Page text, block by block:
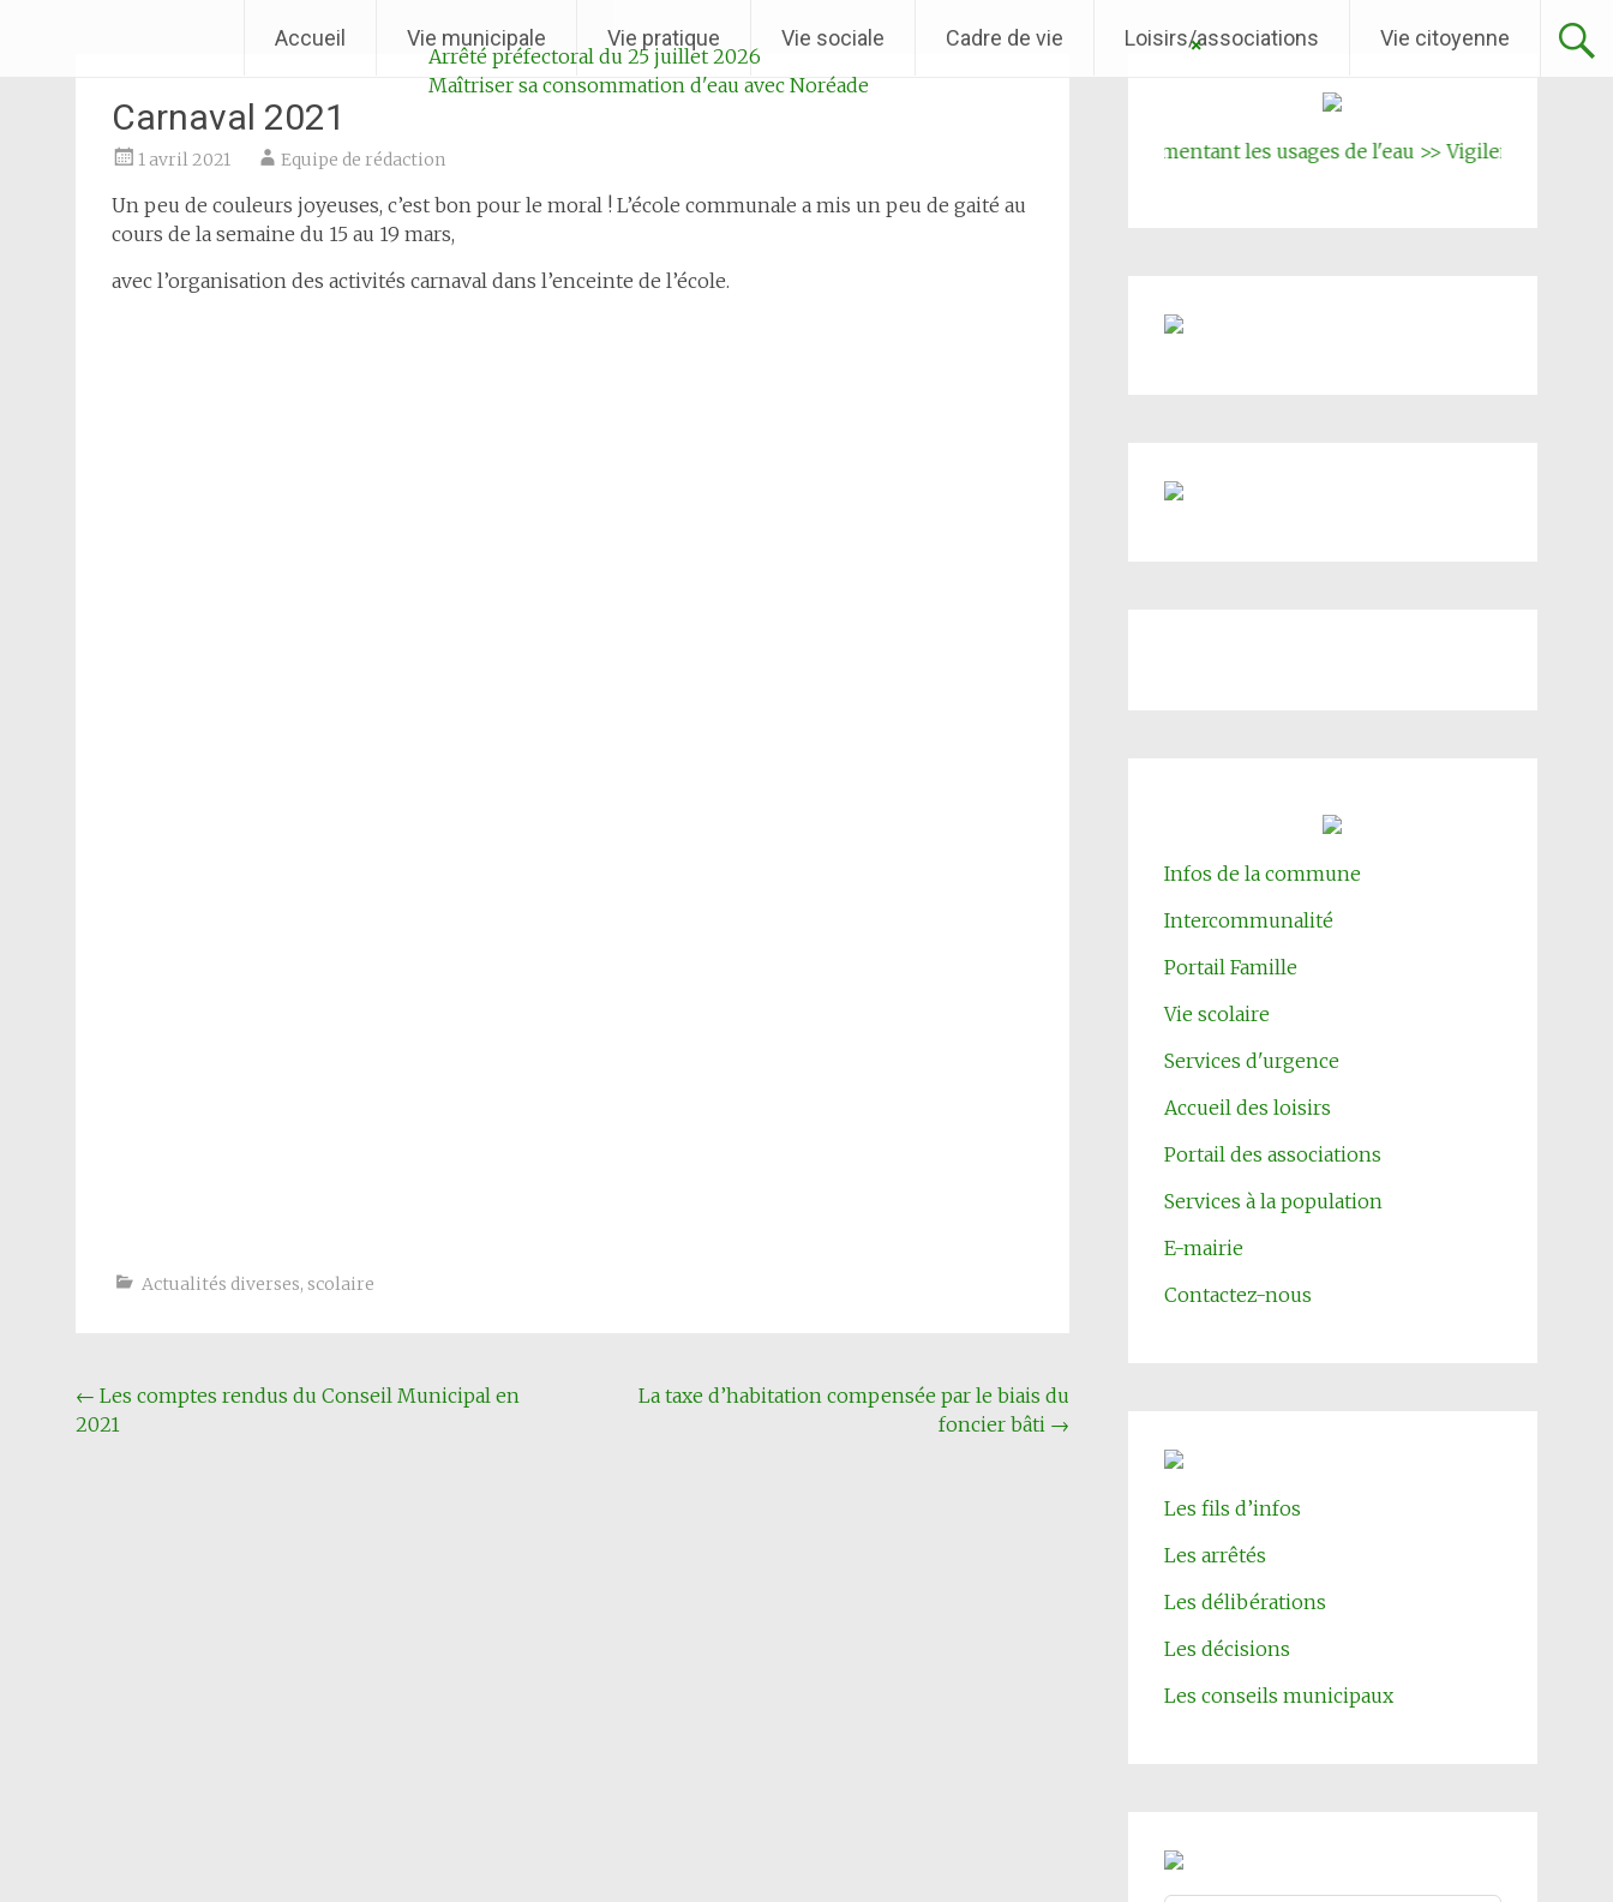
Ville de Laventie
au
Accueil Vie municipale Vie pratique Vie sociale Cadre de vie Loisirs/associations Vie citoyenne
Carnaval 2021
1 avril 2021 Equipe de rédaction
Un peu de couleurs joyeuses, c’est bon pour le moral ! L’école communale a mis un peu de gaité au
cours de la semaine du 15 au 19 mars,
avec l’organisation des activités carnaval dans l’enceinte de l’école.
Actualités diverses, scolaire
Navigation
Article
← Les comptes rendus du Conseil Municipal en
2021
La taxe d’habitation compensée par le biais du
foncier bâti →
- Arrêté réglementant les usages de l'eau >> Vigilence renforcée
Infos de la commune
Intercommunalité
Portail Famille
Vie scolaire
Services d'urgence
Accueil des loisirs
Portail des associations
Services à la population
E-mairie
Contactez-nous
Les fils d’infos
Les arrêtés
Les délibérations
Les décisions
Les conseils municipaux
Arrêté préfectoral du 25 juillet 2026
Maîtriser sa consommation d'eau avec Noréade